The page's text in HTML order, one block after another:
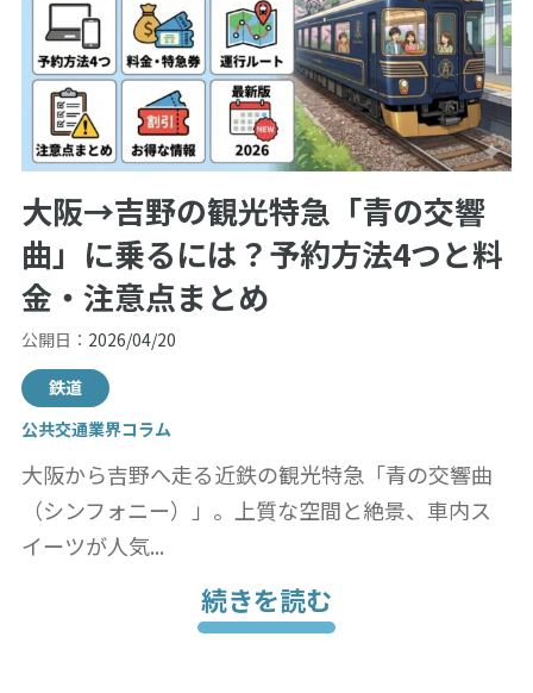
大阪→吉野の観光特急「青の交響
曲」に乗るには？予約方法4つと料
金・注意点まとめ
公開日： 2026/04/20
鉄道
公共交通業界コラム
大阪から吉野へ走る近鉄の観光特急「青の交響曲
（シンフォニー）」。上質な空間と絶景、車内ス
イーツが人気...
続きを読む